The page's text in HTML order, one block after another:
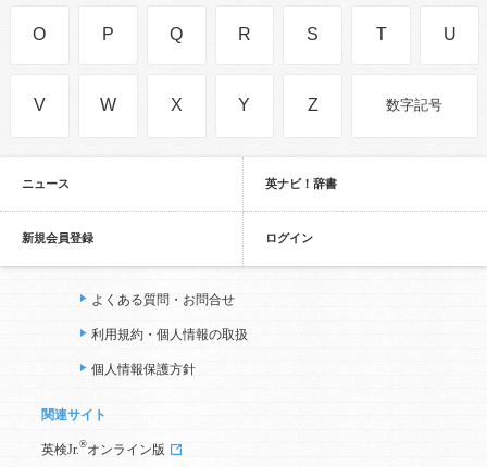
O P Q R S T U
V W X Y Z 数字記号
ニュース 英ナビ！辞書
新規会員登録 ログイン
よくある質問・お問合せ
利用規約・個人情報の取扱
個人情報保護方針
関連サイト
英検Jr. ®オンライン版